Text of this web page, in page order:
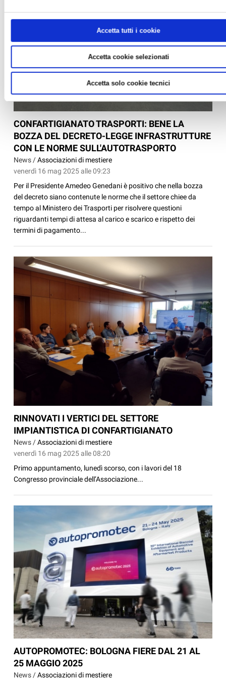
Accetta tutti i cookie
Accetta cookie selezionati
Accetta solo cookie tecnici
CONFARTIGIANATO TRASPORTI: BENE LA
BOZZA DEL DECRETO-LEGGE INFRASTRUTTURE
CON LE NORME SULL'AUTOTRASPORTO
News /Associazioni di mestiere
venerdì 16 mag 2025 alle 09:23
Per il Presidente Amedeo Genedani è positivo che nella bozza
del decreto siano contenute le norme che il settore chiee da
tempo al Ministero dei Trasporti per risolvere questioni
riguardanti tempi di attesa al carico e scarico e rispetto dei
termini di pagamento...
RINNOVATI I VERTICI DEL SETTORE
IMPIANTISTICA DI CONFARTIGIANATO
News /Associazioni di mestiere
venerdì 16 mag 2025 alle 08:20
Primo appuntamento, lunedì scorso, con i lavori del 18
Congresso provinciale dell’Associazione...
AUTOPROMOTEC: BOLOGNA FIERE DAL 21 AL
25 MAGGIO 2025
News /Associazioni di mestiere